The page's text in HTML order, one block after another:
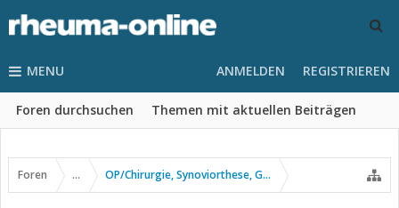
MENU
Foren durchsuchen Themen mit aktuellen Beiträgen
ANMELDEN REGISTRIEREN
Foren ... OP/Chirurgie, Synoviorthese, Gelenkpunktion usw.